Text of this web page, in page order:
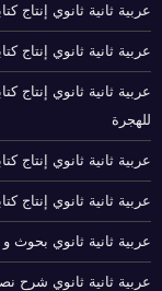
عربية ثانية ثانوي إنتاج
عربية ثانية ثانوي إنتاج
عربية ثانية ثانوي إنتاج
للهجرة
عربية ثانية ثانوي
عربية ثانية ثانوي إنتاج
عربية ثانية ثانوي بحوث
عربية ثانية ثانوي شرح